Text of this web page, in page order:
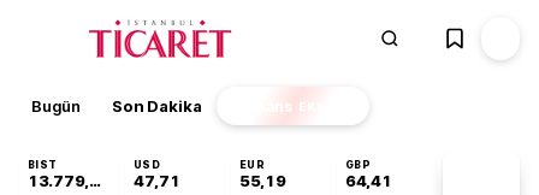
Bugün Son Dakika Finans EKSTRA
BIST
13.779,39
USD
47,71
EUR
55,19
GBP
64,41